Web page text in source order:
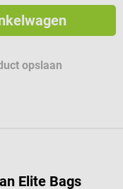
opslaan
Elite Bags